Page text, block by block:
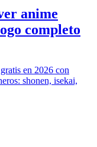
anime
completo
en 2026 con
shonen, isekai,